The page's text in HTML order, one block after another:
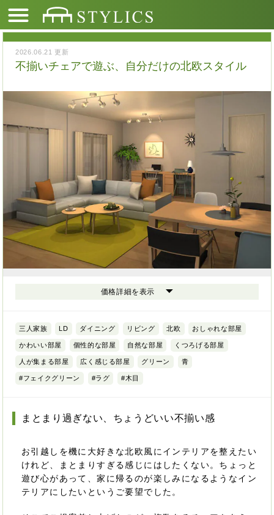
2026.06.21 更新
不揃いチェアで遊ぶ、自分だけの北欧スタイル
価格詳細を表示
三人家族 LD ダイニング リビング 北欧 おしゃれな部屋
かわいい部屋 個性的な部屋 自然な部屋 くつろげる部屋
人が集まる部屋 広く感じる部屋 グリーン 青
#フェイクグリーン #ラグ #木目
まとまり過ぎない、ちょうどいい不揃い感
お引越しを機に大好きな北欧風にインテリアを整えたい
けれど、まとまりすぎる感じにはしたくない。ちょっと
遊び心があって、家に帰るのが楽しみになるようなイン
テリアにしたいというご要望でした。